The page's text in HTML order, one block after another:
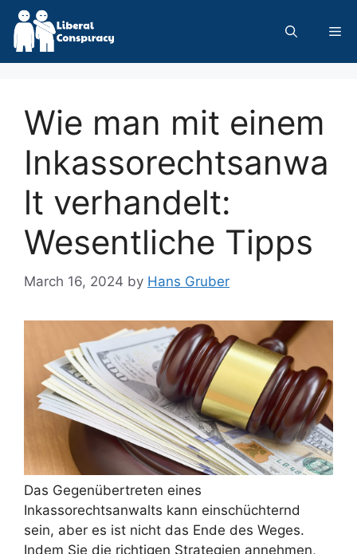
Skip
content
Wie man mit einem
Inkassorechtsanwa
lt verhandelt:
Wesentliche Tipps
March 16, 2024 by Hans Gruber
Das Gegenübertreten eines
Inkassorechtsanwalts kann einschüchternd
sein, aber es ist nicht das Ende des Weges.
Indem Sie die richtigen Strategien annehmen,